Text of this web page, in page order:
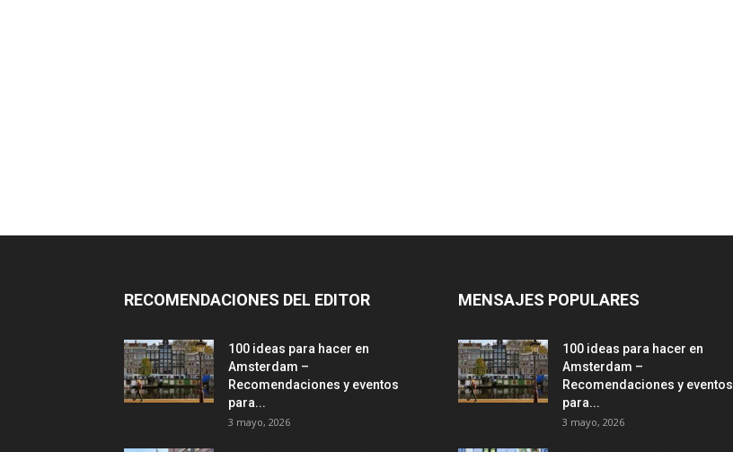
RECOMENDACIONES DEL EDITOR
100 ideas para hacer en
Amsterdam –
Recomendaciones y eventos
para...
3 mayo, 2026
MENSAJES POPULARES
100 ideas para hacer en
Amsterdam –
Recomendaciones y eventos
para...
3 mayo, 2026